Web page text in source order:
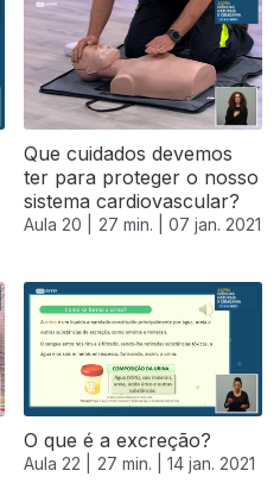
Que cuidados devemos
ter para proteger o nosso
sistema cardiovascular?
Aula 20 | 27 min. | 07 jan. 2021
O que é a excreção?
Aula 22 | 27 min. | 14 jan. 2021